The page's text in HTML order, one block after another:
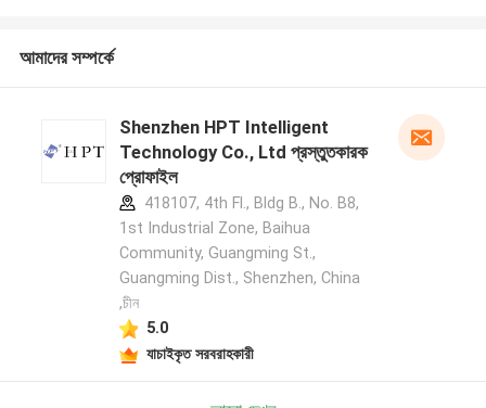
আমাদের সম্পর্কে
Shenzhen HPT Intelligent
Technology Co., Ltd প্রস্তুতকারক
প্রোফাইল
418107, 4th Fl., Bldg B., No. B8,
1st Industrial Zone, Baihua
Community, Guangming St.,
Guangming Dist., Shenzhen, China
,চীন
5.0
যাচাইকৃত সরবরাহকারী